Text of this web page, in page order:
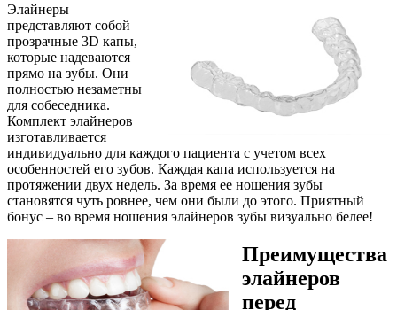
Элайнеры
представляют собой
прозрачные 3D капы,
которые надеваются
прямо на зубы. Они
полностью незаметны
для собеседника.
Комплект элайнеров
изготавливается
индивидуально для каждого пациента с учетом всех
особенностей его зубов. Каждая капа используется на
протяжении двух недель. За время ее ношения зубы
становятся чуть ровнее, чем они были до этого. Приятный
бонус – во время ношения элайнеров зубы визуально белее!
Преимущества
элайнеров
перед